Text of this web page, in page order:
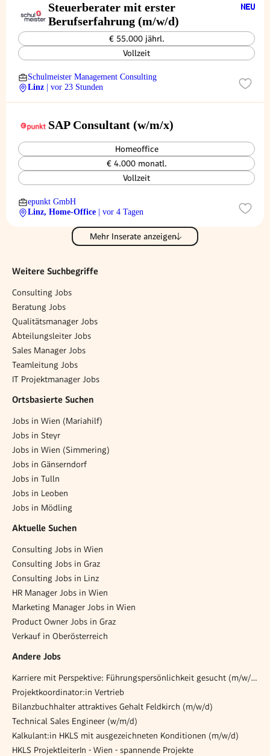
Steuerberater mit erster
Berufserfahrung (m/w/d)
€ 55.000 jährl.
Vollzeit
Schulmeister Management Consulting
Linz
| vor 23 Stunden
SAP Consultant (w/m/x)
Homeoffice
€ 4.000 monatl.
Vollzeit
epunkt GmbH
Linz, Home-Office
| vor 4 Tagen
Mehr Inserate anzeigen
Weitere Suchbegriffe
Consulting Jobs
Beratung Jobs
Qualitätsmanager Jobs
Abteilungsleiter Jobs
Sales Manager Jobs
Teamleitung Jobs
IT Projektmanager Jobs
Ortsbasierte Suchen
Jobs in Wien (Mariahilf)
Jobs in Steyr
Jobs in Wien (Simmering)
Jobs in Gänserndorf
Jobs in Tulln
Jobs in Leoben
Jobs in Mödling
Aktuelle Suchen
Consulting Jobs in Wien
Consulting Jobs in Graz
Consulting Jobs in Linz
HR Manager Jobs in Wien
Marketing Manager Jobs in Wien
Product Owner Jobs in Graz
Verkauf in Oberösterreich
Andere Jobs
Karriere mit Perspektive: Führungspersönlichkeit gesucht (m/w/d)
Projektkoordinator:in Vertrieb
Bilanzbuchhalter attraktives Gehalt Feldkirch (m/w/d)
Technical Sales Engineer (w/m/d)
Kalkulant:in HKLS mit ausgezeichneten Konditionen (m/w/d)
HKLS ProjektleiterIn - Wien - spannende Projekte